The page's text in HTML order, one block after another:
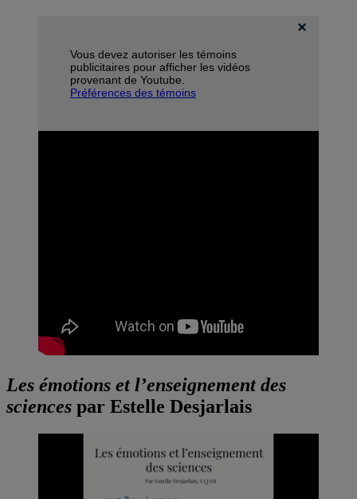
Vous devez autoriser les témoins
publicitaires pour afficher les vidéos
provenant de Youtube.
Préférences des témoins
Les émotions et l’enseignement des
sciences par Estelle Desjarlais